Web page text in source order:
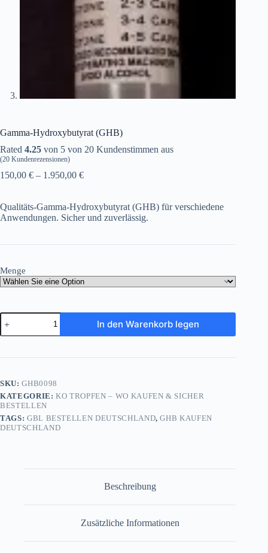
Gamma-Hydroxybutyrat (GHB)
Rated 4.25 von 5 von 20 Kundenstimmen aus
(20 Kundenrezensionen)
150,00 € – 1.950,00 €Preisspanne:
1.950,00 €
Qualitäts-Gamma-Hydroxybutyrat (GHB) für verschiedene
Anwendungen. Sicher und zuverlässig.
Menge
Gamma-
Hydroxybutyrat
(GHB)
In den Warenkorb legen
SKU:GHB0098
KATEGORIE:KO TROPFEN – WO KAUFEN & SICHER
BESTELLEN
TAGS: GBL BESTELLEN DEUTSCHLAND,GHB KAUFEN
DEUTSCHLAND
Beschreibung
Zusätzliche Informationen